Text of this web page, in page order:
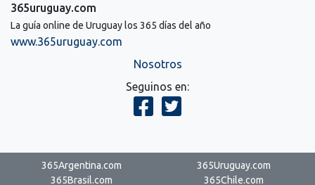
365uruguay.com
La guía online de Uruguay los 365 días del año
www.365uruguay.com
Nosotros
Seguinos en:
365Argentina.com
365Uruguay.com
365Brasil.com
365Chile.com